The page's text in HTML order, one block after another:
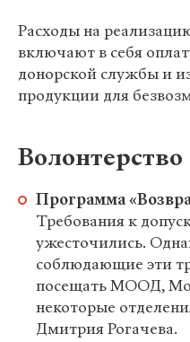
Расходы на
включают в себя
донорской службы и
продукции для
Волонтерство
Программа
Требования к
ужесточились.
соблюдающие эти
посещать МООД,
некоторые
Дмитрия Рогачева.